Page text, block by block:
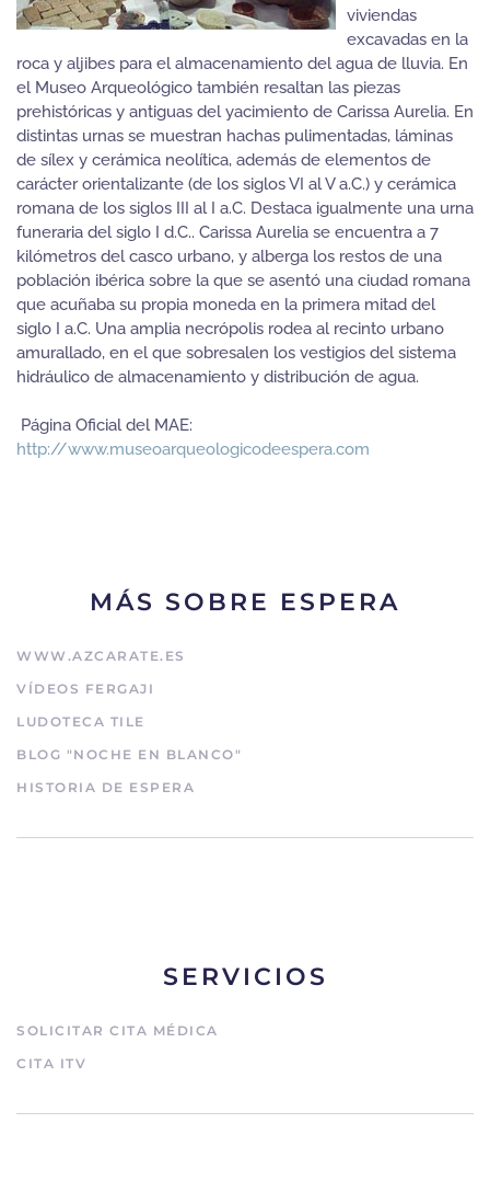
viviendas
excavadas en la
roca y aljibes para el almacenamiento del agua de lluvia. En
el Museo Arqueológico también resaltan las piezas
prehistóricas y antiguas del yacimiento de Carissa Aurelia. En
distintas urnas se muestran hachas pulimentadas, láminas
de sílex y cerámica neolítica, además de elementos de
carácter orientalizante (de los siglos VI al V a.C.) y cerámica
romana de los siglos III al I a.C. Destaca igualmente una urna
funeraria del siglo I d.C.. Carissa Aurelia se encuentra a 7
kilómetros del casco urbano, y alberga los restos de una
población ibérica sobre la que se asentó una ciudad romana
que acuñaba su propia moneda en la primera mitad del
siglo I a.C. Una amplia necrópolis rodea al recinto urbano
amurallado, en el que sobresalen los vestigios del sistema
hidráulico de almacenamiento y distribución de agua.
Página Oficial del MAE:
http://www.museoarqueologicodeespera.com
MÁS SOBRE ESPERA
WWW.AZCARATE.ES
VÍDEOS FERGAJI
LUDOTECA TILE
BLOG "NOCHE EN BLANCO"
HISTORIA DE ESPERA
SERVICIOS
SOLICITAR CITA MÉDICA
CITA ITV